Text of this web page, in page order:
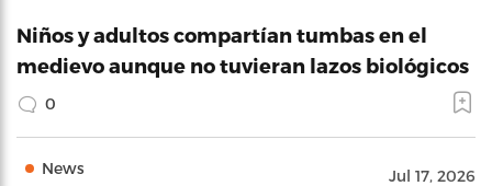
Niños y adultos compartían tumbas en el
medievo aunque no tuvieran lazos biológicos
0
News Jul 17, 2026